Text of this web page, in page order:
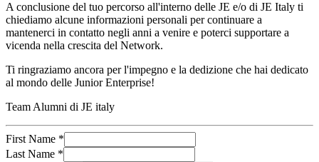
A conclusione del tuo percorso all'interno delle JE e/o di JE Italy ti
chiediamo alcune informazioni personali per continuare a
mantenerci in contatto negli anni a venire e poterci supportare a
vicenda nella crescita del Network.
Ti ringraziamo ancora per l'impegno e la dedizione che hai dedicato
al mondo delle Junior Enterprise!
Team Alumni di JE italy
First Name *
Last Name *